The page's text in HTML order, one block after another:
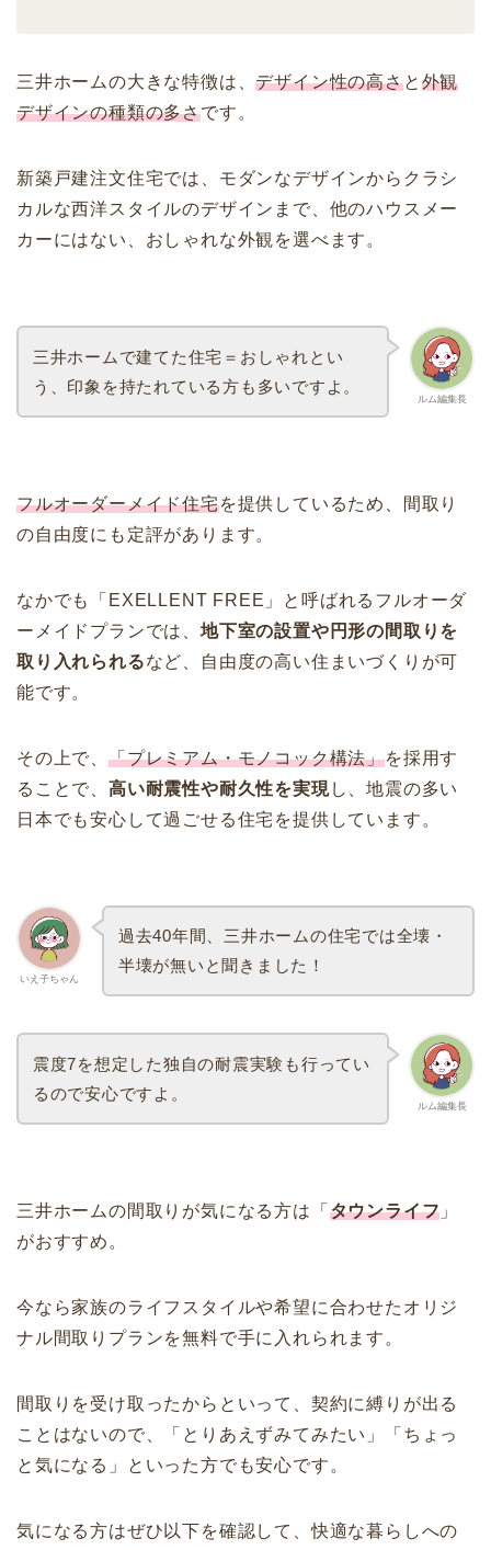
三井ホームの大きな特徴は、デザイン性の高さと 外観
デザインの種類の多さです。
新築戸建注文住宅では、モダンなデザインからクラシ
カルな西洋スタイルのデザインまで、他のハウスメー
カーにはない、おしゃれな外観を選べます。
ルム編集長
三井ホームで建てた住宅＝おしゃれとい
う、印象を持たれている方も多いですよ。
フルオーダーメイド住宅を提供しているため、間取り
の自由度にも定評があります。
なかでも「EXELLENT FREE」と呼ばれるフルオーダ
ーメイドプランでは、地下室の設置や円形の間取りを
取り入れられるなど、自由度の高い住まいづくりが可
能です。
その上で、 「プレミアム・モノコック構法」を採用す
ることで、 高い耐震性や耐久性を実現し、地震の多い
日本でも安心して過ごせる住宅を提供しています。
いえ子ちゃん
過去40年間、三井ホームの住宅では全壊・
半壊が無いと聞きました！
ルム編集長
震度7を想定した独自の耐震実験も行ってい
るので安心ですよ。
三井ホームの間取りが気になる方は「 タウンライフ 」
がおすすめ。
今なら家族のライフスタイルや希望に合わせたオリジ
ナル間取りプランを無料で手に入れられます。
間取りを受け取ったからといって、契約に縛りが出る
ことはないので、「とりあえずみてみたい」「ちょっ
と気になる」といった方でも安心です。
気になる方はぜひ以下を確認して、快適な暮らしへの